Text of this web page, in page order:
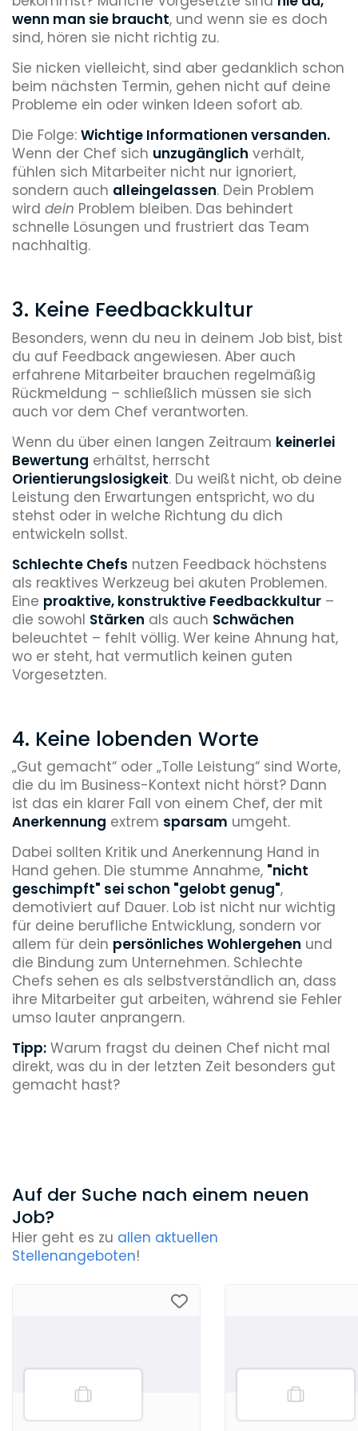
wenn man sie braucht, und wenn sie es doch
sind, hören sie nicht richtig zu.
Sie nicken vielleicht, sind aber gedanklich schon
beim nächsten Termin, gehen nicht auf deine
Probleme ein oder winken Ideen sofort ab.
Die Folge: Wichtige Informationen versanden.
Wenn der Chef sich unzugänglich verhält,
fühlen sich Mitarbeiter nicht nur ignoriert,
sondern auch alleingelassen. Dein Problem
wird dein Problem bleiben. Das behindert
schnelle Lösungen und frustriert das Team
nachhaltig.
3. Keine Feedbackkultur
Besonders, wenn du neu in deinem Job bist, bist
du auf Feedback angewiesen. Aber auch
erfahrene Mitarbeiter brauchen regelmäßig
Rückmeldung – schließlich müssen sie sich
auch vor dem Chef verantworten.
Wenn du über einen langen Zeitraum keinerlei
Bewertung erhältst, herrscht
Orientierungslosigkeit. Du weißt nicht, ob deine
Leistung den Erwartungen entspricht, wo du
stehst oder in welche Richtung du dich
entwickeln sollst.
Schlechte Chefs nutzen Feedback höchstens
als reaktives Werkzeug bei akuten Problemen.
Eine proaktive, konstruktive Feedbackkultur –
die sowohl Stärken als auch Schwächen
beleuchtet – fehlt völlig. Wer keine Ahnung hat,
wo er steht, hat vermutlich keinen guten
Vorgesetzten.
4. Keine lobenden Worte
„Gut gemacht“ oder „Tolle Leistung“ sind Worte,
die du im Business-Kontext nicht hörst? Dann
ist das ein klarer Fall von einem Chef, der mit
Anerkennung extrem sparsam umgeht.
Dabei sollten Kritik und Anerkennung Hand in
Hand gehen. Die stumme Annahme, "nicht
geschimpft" sei schon "gelobt genug",
demotiviert auf Dauer. Lob ist nicht nur wichtig
für deine berufliche Entwicklung, sondern vor
allem für dein persönliches Wohlergehen und
die Bindung zum Unternehmen. Schlechte
Chefs sehen es als selbstverständlich an, dass
ihre Mitarbeiter gut arbeiten, während sie Fehler
umso lauter anprangern.
Tipp: Warum fragst du deinen Chef nicht mal
direkt, was du in der letzten Zeit besonders gut
gemacht hast?
Auf der Suche nach einem neuen
Job?
Hier geht es zu allen aktuellen
Stellenangeboten!